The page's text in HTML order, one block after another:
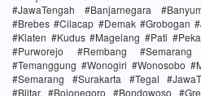
#JawaTengah #Banjarnegara
#Brebes #Cilacap #Demak #Grobogan
#Klaten #Kudus #Magelang #Pati
#Purworejo #Rembang
#Temanggung #Wonogiri #Wonosobo
#Semarang #Surakarta #Tegal
#Blitar #Bojonegoro #Bondowoso